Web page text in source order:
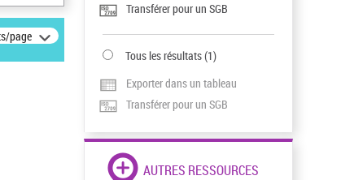
page
Transférer pour un SGB
Tous les résultats(1)
Exporter dans un tableau
Transférer pour un SGB
AUTRES RESSOURCES